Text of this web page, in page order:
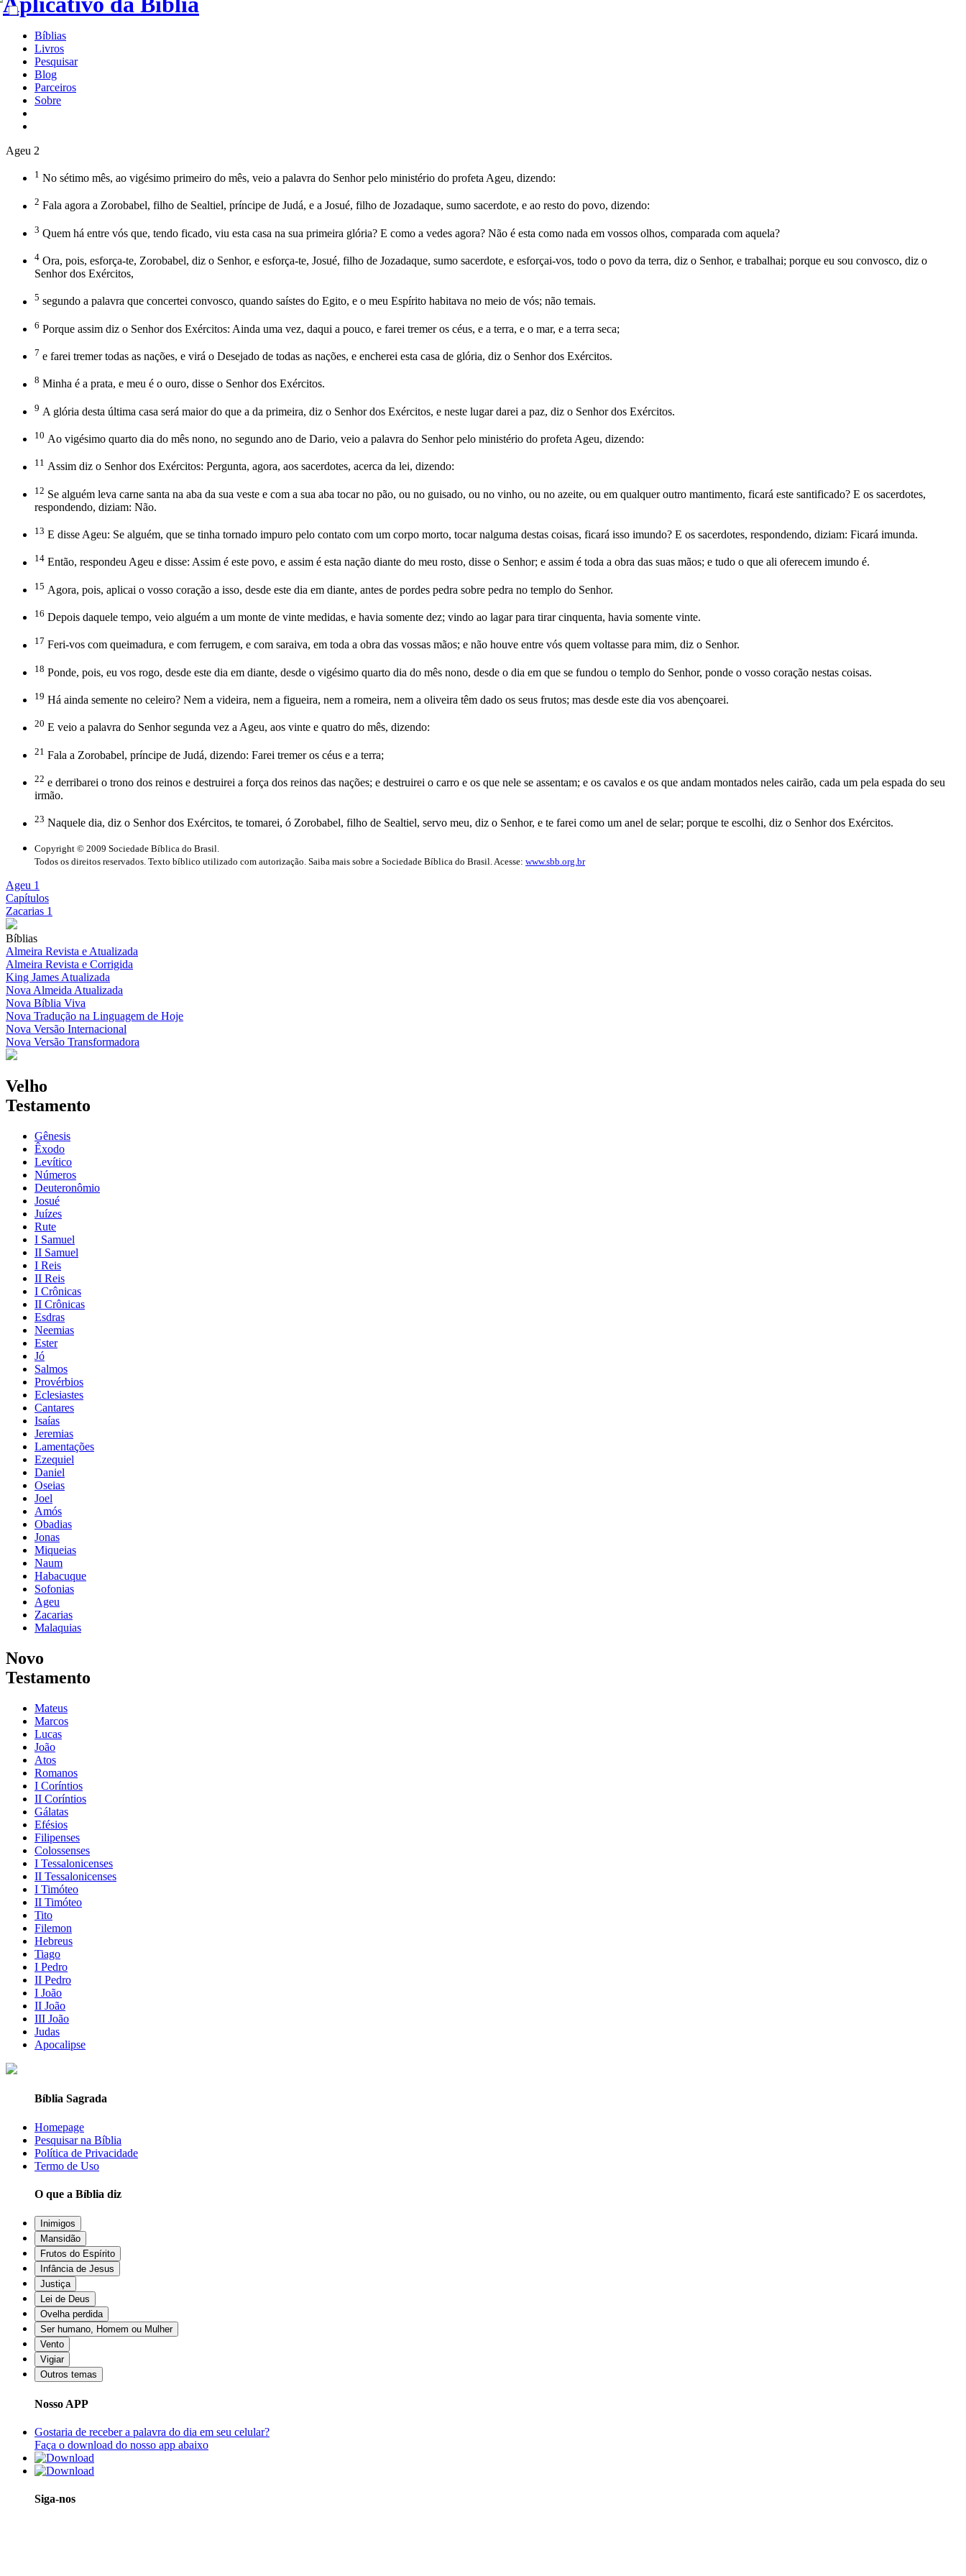
Bíblias
Livros
Pesquisar
Blog
Parceiros
Sobre
Ageu 2
1 No sétimo mês, ao vigésimo primeiro do mês, veio a palavra do Senhor pelo ministério do profeta Ageu, dizendo:
2 Fala agora a Zorobabel, filho de Sealtiel, príncipe de Judá, e a Josué, filho de Jozadaque, sumo sacerdote, e ao resto do povo, dizendo:
3 Quem há entre vós que, tendo ficado, viu esta casa na sua primeira glória? E como a vedes agora? Não é esta como nada em vossos olhos, comparada com aquela?
4 Ora, pois, esforça-te, Zorobabel, diz o Senhor, e esforça-te, Josué, filho de Jozadaque, sumo sacerdote, e esforçai-vos, todo o povo da terra, diz o Senhor, e trabalhai; porque eu sou convosco, diz o
Senhor dos Exércitos,
5 segundo a palavra que concertei convosco, quando saístes do Egito, e o meu Espírito habitava no meio de vós; não temais.
6 Porque assim diz o Senhor dos Exércitos: Ainda uma vez, daqui a pouco, e farei tremer os céus, e a terra, e o mar, e a terra seca;
7 e farei tremer todas as nações, e virá o Desejado de todas as nações, e encherei esta casa de glória, diz o Senhor dos Exércitos.
8 Minha é a prata, e meu é o ouro, disse o Senhor dos Exércitos.
9 A glória desta última casa será maior do que a da primeira, diz o Senhor dos Exércitos, e neste lugar darei a paz, diz o Senhor dos Exércitos.
10 Ao vigésimo quarto dia do mês nono, no segundo ano de Dario, veio a palavra do Senhor pelo ministério do profeta Ageu, dizendo:
11 Assim diz o Senhor dos Exércitos: Pergunta, agora, aos sacerdotes, acerca da lei, dizendo:
12 Se alguém leva carne santa na aba da sua veste e com a sua aba tocar no pão, ou no guisado, ou no vinho, ou no azeite, ou em qualquer outro mantimento, ficará este santificado? E os sacerdotes,
respondendo, diziam: Não.
13 E disse Ageu: Se alguém, que se tinha tornado impuro pelo contato com um corpo morto, tocar nalguma destas coisas, ficará isso imundo? E os sacerdotes, respondendo, diziam: Ficará imunda.
14 Então, respondeu Ageu e disse: Assim é este povo, e assim é esta nação diante do meu rosto, disse o Senhor; e assim é toda a obra das suas mãos; e tudo o que ali oferecem imundo é.
15 Agora, pois, aplicai o vosso coração a isso, desde este dia em diante, antes de pordes pedra sobre pedra no templo do Senhor.
16 Depois daquele tempo, veio alguém a um monte de vinte medidas, e havia somente dez; vindo ao lagar para tirar cinquenta, havia somente vinte.
17 Feri-vos com queimadura, e com ferrugem, e com saraiva, em toda a obra das vossas mãos; e não houve entre vós quem voltasse para mim, diz o Senhor.
18 Ponde, pois, eu vos rogo, desde este dia em diante, desde o vigésimo quarto dia do mês nono, desde o dia em que se fundou o templo do Senhor, ponde o vosso coração nestas coisas.
19 Há ainda semente no celeiro? Nem a videira, nem a figueira, nem a romeira, nem a oliveira têm dado os seus frutos; mas desde este dia vos abençoarei.
20 E veio a palavra do Senhor segunda vez a Ageu, aos vinte e quatro do mês, dizendo:
21 Fala a Zorobabel, príncipe de Judá, dizendo: Farei tremer os céus e a terra;
22 e derribarei o trono dos reinos e destruirei a força dos reinos das nações; e destruirei o carro e os que nele se assentam; e os cavalos e os que andam montados neles cairão, cada um pela espada do seu
irmão.
23 Naquele dia, diz o Senhor dos Exércitos, te tomarei, ó Zorobabel, filho de Sealtiel, servo meu, diz o Senhor, e te farei como um anel de selar; porque te escolhi, diz o Senhor dos Exércitos.
Copyright © 2009 Sociedade Bíblica do Brasil.
Todos os direitos reservados. Texto bíblico utilizado com autorização. Saiba mais sobre a Sociedade Bíblica do Brasil. Acesse: www.sbb.org.br
Ageu 1
Capítulos
Zacarias 1
Bíblias
Almeira Revista e Atualizada
Almeira Revista e Corrigida
King James Atualizada
Nova Almeida Atualizada
Nova Bíblia Viva
Nova Tradução na Linguagem de Hoje
Nova Versão Internacional
Nova Versão Transformadora
Velho
Testamento
Gênesis
Êxodo
Levítico
Números
Deuteronômio
Josué
Juízes
Rute
I Samuel
II Samuel
I Reis
II Reis
I Crônicas
II Crônicas
Esdras
Neemias
Ester
Jó
Salmos
Provérbios
Eclesiastes
Cantares
Isaías
Jeremias
Lamentações
Ezequiel
Daniel
Oseias
Joel
Amós
Obadias
Jonas
Miqueias
Naum
Habacuque
Sofonias
Ageu
Zacarias
Malaquias
Novo
Testamento
Mateus
Marcos
Lucas
João
Atos
Romanos
I Coríntios
II Coríntios
Gálatas
Efésios
Filipenses
Colossenses
I Tessalonicenses
II Tessalonicenses
I Timóteo
II Timóteo
Tito
Filemon
Hebreus
Tiago
I Pedro
II Pedro
I João
II João
III João
Judas
Apocalipse
Bíblia Sagrada
Homepage
Pesquisar na Bíblia
Política de Privacidade
Termo de Uso
O que a Bíblia diz
Inimigos
Mansidão
Frutos do Espírito
Infância de Jesus
Justiça
Lei de Deus
Ovelha perdida
Ser humano, Homem ou Mulher
Vento
Vigiar
Outros temas
Nosso APP
Gostaria de receber a palavra do dia em seu celular?
Faça o download do nosso app abaixo
Siga-nos